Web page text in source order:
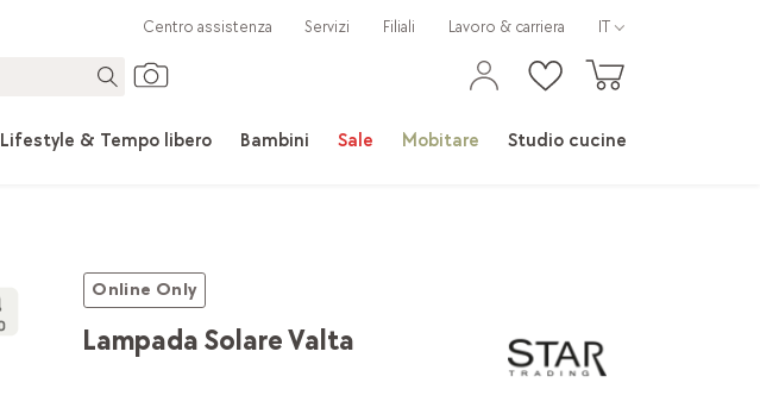
Lifestyle & Tempo libero Bambini Sale Mobitare Studio cucine
Centro assistenza Servizi Filiali Lavoro & carriera IT
Online Only
Lampada Solare Valta